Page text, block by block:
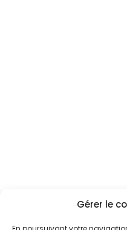
Gérer le